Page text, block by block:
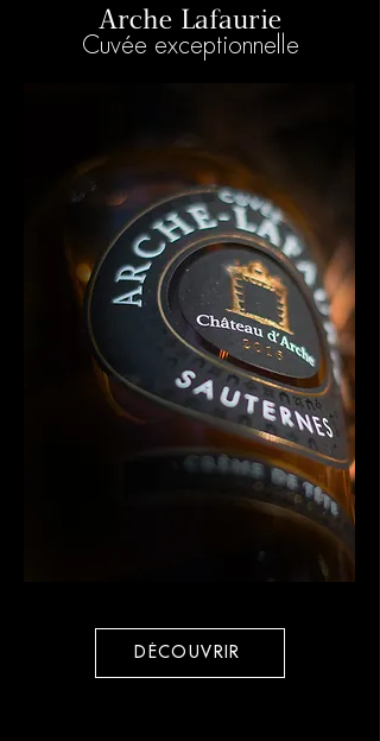
Arche Lafaurie
Cuvée exceptionnelle
DÉCOUVRIR